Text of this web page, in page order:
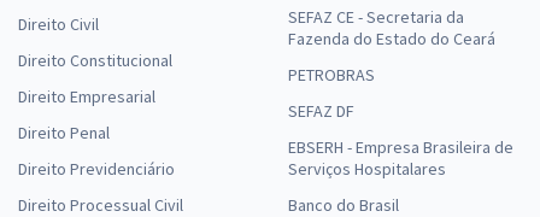
Direito Civil
Direito Constitucional
Direito Empresarial
Direito Penal
Direito Previdenciário
Direito Processual Civil
SEFAZ CE - Secretaria da
Fazenda do Estado do Ceará
PETROBRAS
SEFAZ DF
EBSERH - Empresa Brasileira de
Serviços Hospitalares
Banco do Brasil